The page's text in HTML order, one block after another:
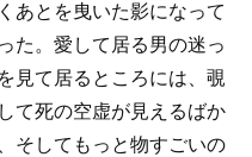
あとを曳いた影になって
た。愛して居る男の迷っ
見て居るところには、覗
て死の空虚が見えるばか
そしてもっと物すごいの